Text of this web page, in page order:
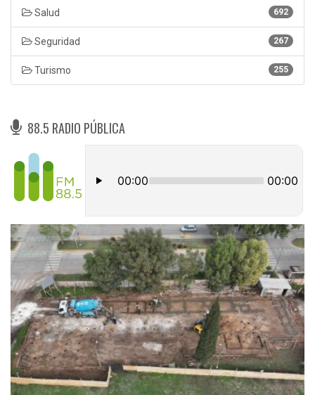
692
Salud
267
Seguridad
255
Turismo
88.5 RADIO PÚBLICA